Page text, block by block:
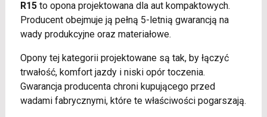
R15to opona projektowana dla aut kompaktowych.
Producent obejmuje ją pełną 5-letnią gwarancją na
wady produkcyjne oraz materiałowe.
Opony tej kategorii projektowane są tak, by łączyć
trwałość, komfort jazdy i niski opór toczenia.
Gwarancja producenta chroni kupującego przed
wadami fabrycznymi, które te właściwości pogarszają.